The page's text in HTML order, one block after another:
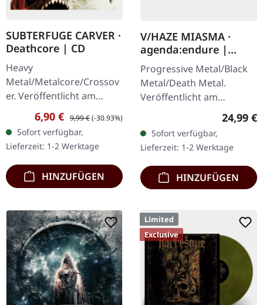
SUBTERFUGE CARVER ·
Deathcore | CD
Heavy
Metal/Metalcore/Crossov
er. Veröffentlicht am
08.02.2008, auf Supreme
Chaos Records. CD im
Jewelcase mit 12-seitigem
Booklet. Subterfuge
Carver…
Verkaufspreis:
6,90 € Regulärer Preis:
9,99 €(-30.93%)
Sofort verfügbar,
Lieferzeit: 1-2 Werktage
HINZUFÜGEN
V/HAZE MIASMA ·
agenda:endure |
SPLATTER LP
Progressive Metal/Black
Metal/Death Metal.
Veröffentlicht am
08.12.2023, auf Supreme
Chaos Records. SCR
Exklusives Ultra
Clear/Silber/Gold/Schwar
z…
24,99 €
Sofort verfügbar,
Lieferzeit: 1-2 Werktage
HINZUFÜGEN
Limited
Exclusive